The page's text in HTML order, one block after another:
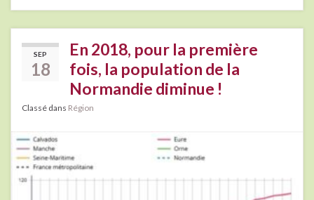
SEP
18
En 2018, pour la première
fois, la population de la
Normandie diminue !
Classé dans Région